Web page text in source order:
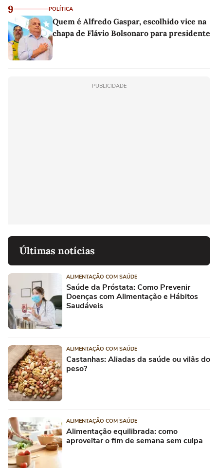
9 POLÍTICA
Quem é Alfredo Gaspar, escolhido vice na
chapa de Flávio Bolsonaro para presidente
PUBLICIDADE
Últimas notícias
ALIMENTAÇÃO COM SAÚDE
Saúde da Próstata: Como Prevenir
Doenças com Alimentação e Hábitos
Saudáveis
ALIMENTAÇÃO COM SAÚDE
Castanhas: Aliadas da saúde ou vilãs do
peso?
ALIMENTAÇÃO COM SAÚDE
Alimentação equilibrada: como
aproveitar o fim de semana sem culpa